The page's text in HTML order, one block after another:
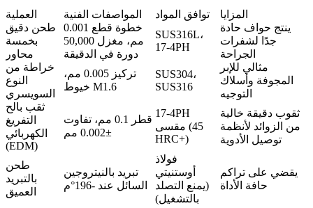
العملية المواصفات الفنية توافق المواد
المزايا
طحن دقيق
بخمسة
محاور
خطوة قطع 0.001
مم، مغزل 50,000
دورة في الدقيقة
SUS316L،
17-4PH
ينتج حواف حادة
جدًا لشفرات
الجراحة
خراطة من
النوع
السويسري
تركيز 0.005 مم،
خيوط M1.6
SUS304،
SUS316
مثالي للإبر
المجوفة وأسلاك
التوجيه
ثقب بالح
التفريغ
الكهربائي
(EDM)
قطر 0.1 مم، تفاوت
±0.002 مم
17-4PH
مقسى (45
HRC+)
ثقوب دقيقة خالية
من الزوائد لأنظمة
توصيل الأدوية
طحن
بالتبريد
العميق
تبريد بالنيتروجين
السائل عند -196°م
فولاذ
أوستنيتي
(يمنع التصلد
بالتشغيل)
يقضي على تراكم
حافة الأداة